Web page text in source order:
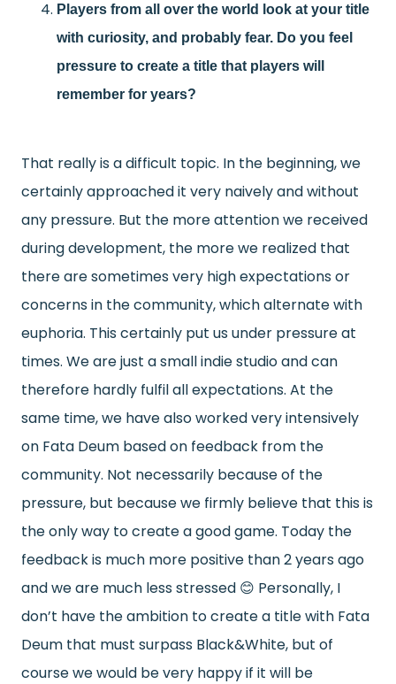
Players from all over the world look at your title
with curiosity, and probably fear. Do you feel
pressure to create a title that players will
remember for years?
That really is a difficult topic. In the beginning, we
certainly approached it very naively and without
any pressure. But the more attention we received
during development, the more we realized that
there are sometimes very high expectations or
concerns in the community, which alternate with
euphoria. This certainly put us under pressure at
times. We are just a small indie studio and can
therefore hardly fulfil all expectations. At the
same time, we have also worked very intensively
on Fata Deum based on feedback from the
community. Not necessarily because of the
pressure, but because we firmly believe that this is
the only way to create a good game. Today the
feedback is much more positive than 2 years ago
and we are much less stressed 😊 Personally, I
don’t have the ambition to create a title with Fata
Deum that must surpass Black&White, but of
course we would be very happy if it will be